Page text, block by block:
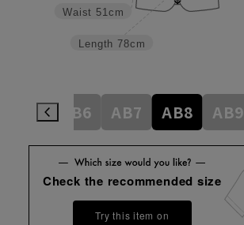
Length 78cm
Waist 51cm
AB6 AB7 AB8 AB9
Check the recommended size
Try this item on